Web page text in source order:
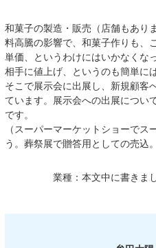
和菓子の製造・販売（店舗もあり
料高騰の影響で、和菓子作りも、
単価、というわけにはいかなくな
相手に値上げ、というのも簡単に
そこで展示会に出展し、新規顧客
ています。展示会への出展につい
です。
（スーパーマーケットショーで
う。葬祭展で贈答用としての売込
業種： 本文中に書きま